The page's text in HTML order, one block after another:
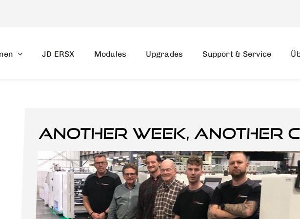
JD ERSX Modules Upgrades Support & Service
Another week, another